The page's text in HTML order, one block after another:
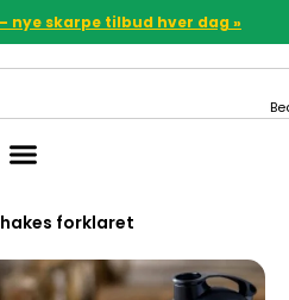
nye skarpe tilbud hver dag »
forklaret